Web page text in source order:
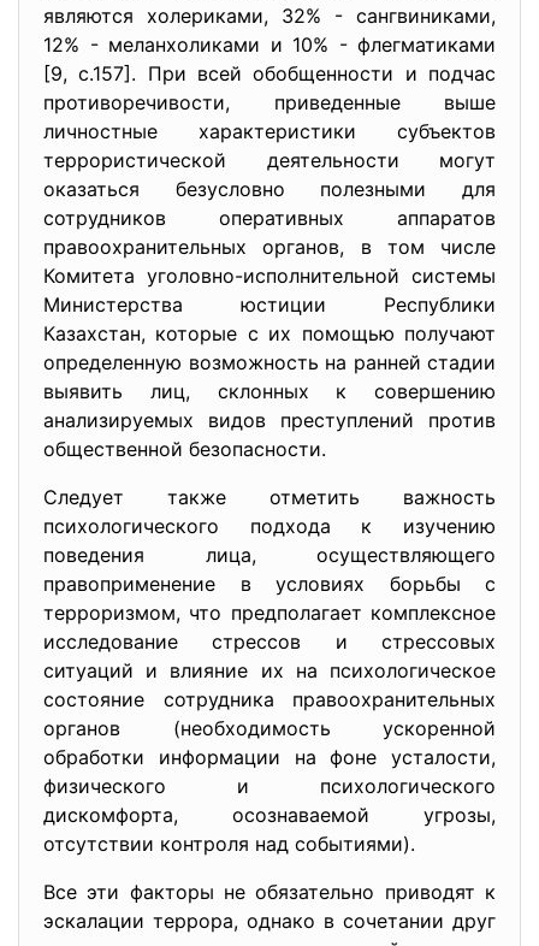
являются холериками, 32% - сангвиниками,
12% - меланхоликами и 10% - флегматиками
[9, с.157]. При всей обобщенности и подчас
противоречивости, приведенные выше
личностные характеристики субъектов
террористической деятельности могут
оказаться безусловно полезными для
сотрудников оперативных аппаратов
правоохранительных органов, в том числе
Комитета уголовно-исполнительной системы
Министерства юстиции Республики
Казахстан, которые с их помощью получают
определенную возможность на ранней стадии
выявить лиц, склонных к совершению
анализируемых видов преступлений против
общественной безопасности.
Следует также отметить важность
психологического подхода к изучению
поведения лица, осуществляющего
правоприменение в условиях борьбы с
терроризмом, что предполагает комплексное
исследование стрессов и стрессовых
ситуаций и влияние их на психологическое
состояние сотрудника правоохранительных
органов (необходимость ускоренной
обработки информации на фоне усталости,
физического и психологического
дискомфорта, осознаваемой угрозы,
отсутствии контроля над событиями).
Все эти факторы не обязательно приводят к
эскалации террора, однако в сочетании друг